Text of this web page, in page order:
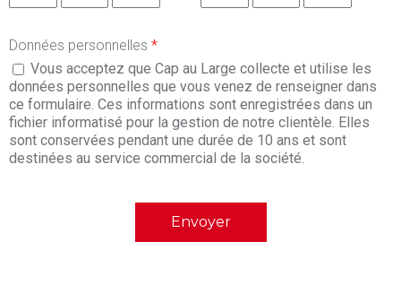
Données personnelles *
Vous acceptez que Cap au Large collecte et utilise les
données personnelles que vous venez de renseigner dans
ce formulaire. Ces informations sont enregistrées dans un
fichier informatisé pour la gestion de notre clientèle. Elles
sont conservées pendant une durée de 10 ans et sont
destinées au service commercial de la société.